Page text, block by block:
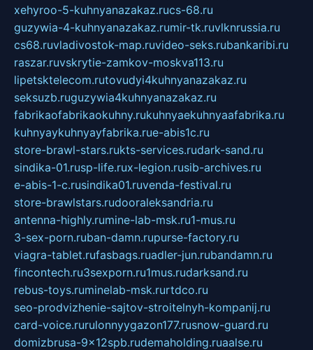
xehyroo-5-kuhnyanazakaz.rucs-68.ru
guzywia-4-kuhnyanazakaz.rumir-tk.ruvlknrussia.ru
cs68.ruvladivostok-map.ruvideo-seks.rubankaribi.ru
raszar.ruvskrytie-zamkov-moskva113.ru
lipetsktelecom.rutovudyi4kuhnyanazakaz.ru
seksuzb.ruguzywia4kuhnyanazakaz.ru
fabrikaofabrikaokuhny.rukuhnyaekuhnyaafabrika.ru
kuhnyaykuhnyayfabrika.rue-abis1c.ru
store-brawl-stars.rukts-services.rudark-sand.ru
sindika-01.rusp-life.rux-legion.rusib-archives.ru
e-abis-1-c.rusindika01.ruvenda-festival.ru
store-brawlstars.rudooraleksandria.ru
antenna-highly.rumine-lab-msk.ru1-mus.ru
3-sex-porn.ruban-damn.rupurse-factory.ru
viagra-tablet.rufasbags.ruadler-jun.rubandamn.ru
fincontech.ru3sexporn.ru1mus.rudarksand.ru
rebus-toys.ruminelab-msk.rurtdco.ru
seo-prodvizhenie-sajtov-stroitelnyh-kompanij.ru
card-voice.rurulonnyygazon177.rusnow-guard.ru
domizbrusa-9x12spb.rudemaholding.ruaalse.ru